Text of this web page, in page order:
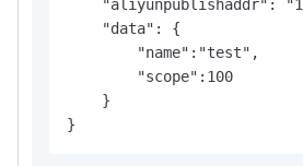
"aliyunpublishaddr":
    "data": {
        "name":"test",
        "scope":100
    }
}